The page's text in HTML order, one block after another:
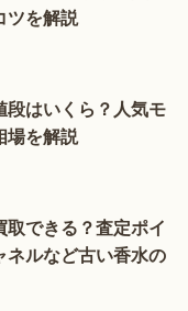
ツを解説
段はいくら？人気モ
場を解説
できる？査定ポイ
ネルなど古い香水の